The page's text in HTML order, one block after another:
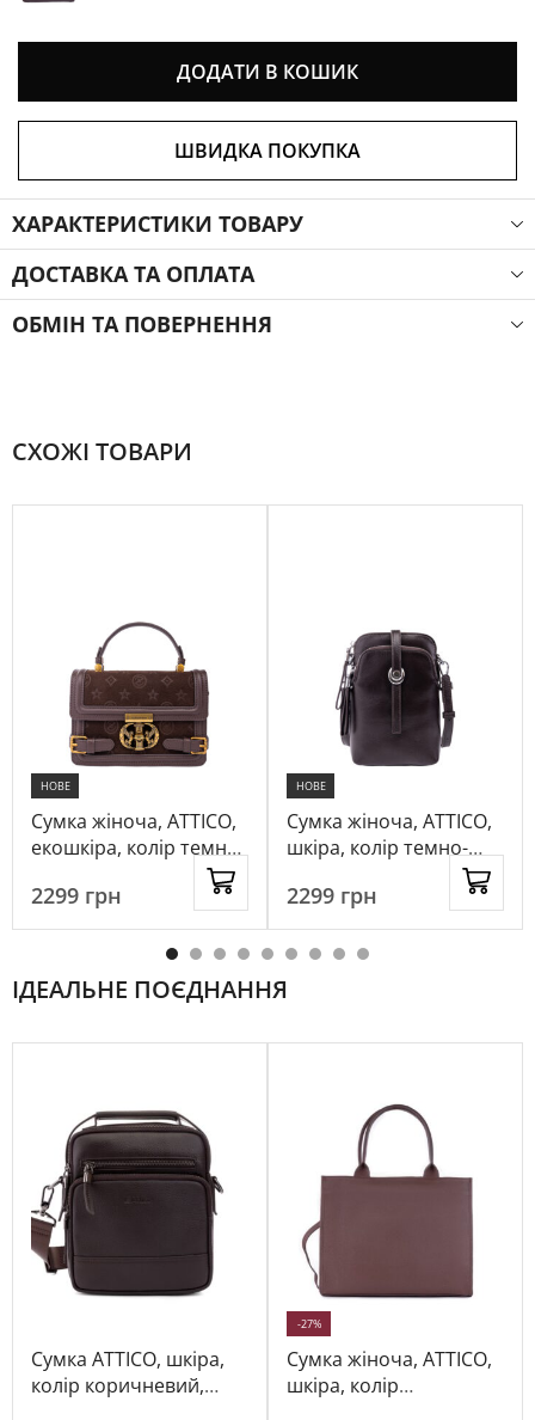
ДОДАТИ В КОШИК
ШВИДКА ПОКУПКА
ХАРАКТЕРИСТИКИ ТОВАРУ
ДОСТАВКА ТА ОПЛАТА
ОБМІН ТА ПОВЕРНЕННЯ
СХОЖІ ТОВАРИ
НОВЕ
Сумка жіноча, ATTICO,
екошкіра, колір темно-
коричневий, 1072510
2299 грн
НОВЕ
Сумка жіноча, ATTICO,
шкіра, колір темно-
коричневий, 1084888
2299 грн
ІДЕАЛЬНЕ ПОЄДНАННЯ
Сумка ATTICO, шкіра,
колір коричневий,
Сумка жіноча, ATTICO,
шкіра, колір
-27%